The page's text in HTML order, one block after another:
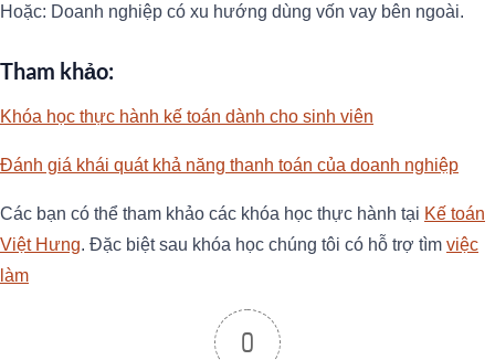
Hoặc: Doanh nghiệp có xu hướng dùng vốn vay bên ngoài.
Tham khảo:
Khóa học thực hành kế toán dành cho sinh viên
Đánh giá khái quát khả năng thanh toán của doanh nghiệp
Các bạn có thể tham khảo các khóa học thực hành tại Kế toán
Việt Hưng. Đặc biệt sau khóa học chúng tôi có hỗ trợ tìm việc
làm
0